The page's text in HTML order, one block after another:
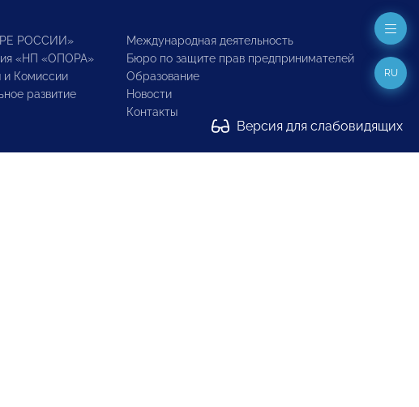
РОССИИ»
«НП «ОПОРА»
и Комиссии
развитие
Международная деятельность
Бюро по защите прав предпринимателей
Образование
Новости
Контакты
Версия для слабовидящих
RU